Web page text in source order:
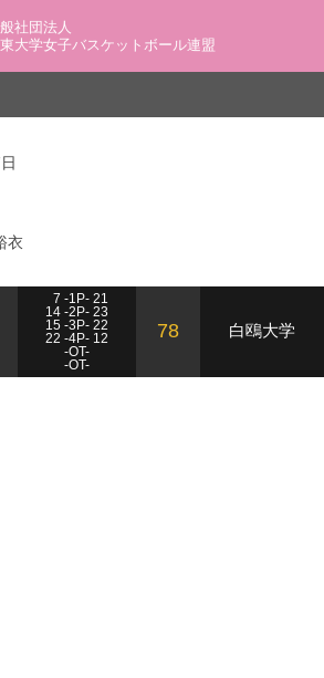
社団法人
大学女子バスケットボール連盟
衣
7 -1P- 21
14 -2P- 23
15 -3P- 22
22 -4P- 12
-OT-
-OT-
78 白鴎大学